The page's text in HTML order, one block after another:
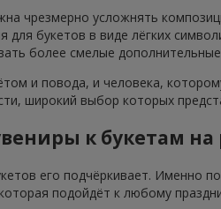
чрезмерно усложнять
букетов в виде лёгких
более смелые
и повода, и человека,
широкий выбор которых
к букетам
его подчёркивает.
подойдёт к любому